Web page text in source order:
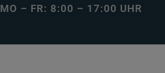
MO – FR: 8:00 – 17:00 UHR